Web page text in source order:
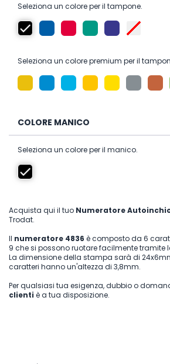
Seleziona un colore per il tampone.
Seleziona un colore premium per il
COLORE MANICO
Seleziona un colore per il manico.
Acquista qui il tuo Numeratore
Trodat.
Il numeratore 4836 è composto da 6
9 che si possono ruotare facilmente tramite
La dimensione della stampa sarà di
caratteri hanno un'altezza di 3,8mm.
Per qualsiasi tua esigenza, dubbio o
clienti è a tua disposizione.